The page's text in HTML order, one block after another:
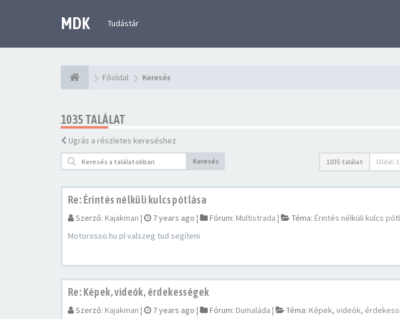
MDK Tudástár
Főoldal Keresés
1035 TALÁLAT
Ugrás a részletes kereséshez
Keresés 1035 találat Oldal: 1
Re: Érintés nélküli kulcs pótlása
Szerző: Kajakman ¦ 7 years ago ¦ Fórum: Multistrada ¦ Téma: Érintés nélküli kulcs
Motorosso.hu pl valszeg tud segíteni
Re: Képek, videók, érdekességek
Szerző: Kajakman ¦ 7 years ago ¦ Fórum: Dumaláda ¦ Téma: Képek, videók,